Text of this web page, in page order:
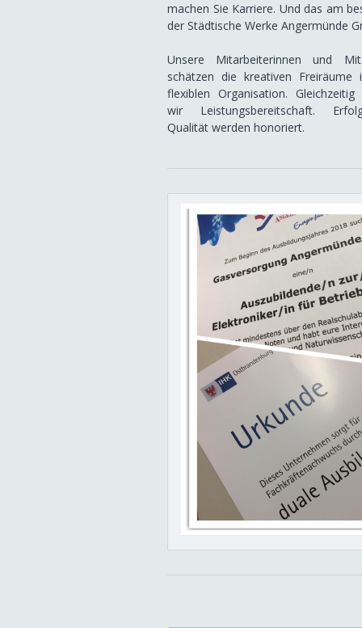
machen Sie Karriere. Und das am
der Städtische Werke Angermünde
Unsere Mitarbeiterinnen und
schätzen die kreativen Freiräume
flexiblen Organisation. Gleichzeitig
wir Leistungsbereitschaft.
Qualität werden honoriert.